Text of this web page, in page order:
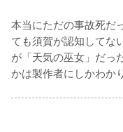
本当にただの事故死だ
ても須賀が認知してな
が「天気の巫女」だっ
かは製作者にしかわか